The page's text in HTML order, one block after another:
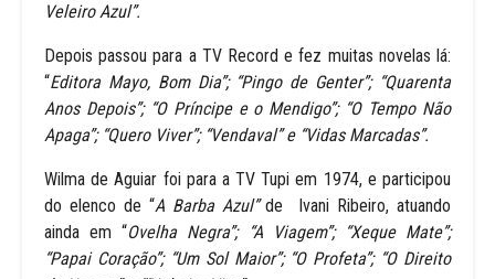
Veleiro Azul”.
Depois passou para a TV Record e fez muitas novelas lá:
“Editora Mayo, Bom Dia”; “Pingo de Genter”; “Quarenta
Anos Depois”; “O Príncipe e o Mendigo”; “O Tempo Não
Apaga”; “Quero Viver”; “Vendaval” e “Vidas Marcadas”.
Wilma de Aguiar foi para a TV Tupi em 1974, e participou
do elenco de “A Barba Azul”de Ivani Ribeiro, atuando
ainda em “Ovelha Negra”; “A Viagem”; “Xeque Mate”;
“Papai Coração”; “Um Sol Maior”; “O Profeta”; “O Direito